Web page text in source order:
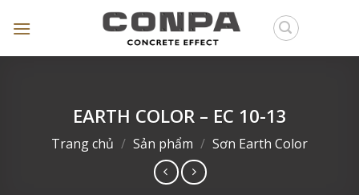
EARTH COLOR – EC 10-13
Trang chủ / Sản phẩm / Sơn Earth Color